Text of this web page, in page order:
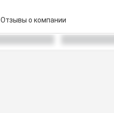
Отзывы о компании